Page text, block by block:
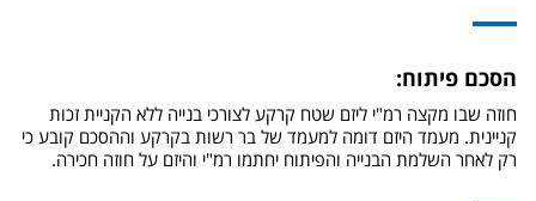
הסכם פיתוח:
חוזה שבו מקצה רמ"י ליזם שטח קרקע לצורכי בנייה ללא הקניית זכות
קניינית. מעמד היזם דומה למעמד של בר רשות בקרקע וההסכם קובע כי
רק לאחר השלמת הבנייה והפיתוח יחתמו רמ"י והיזם על חוזה חכירה.